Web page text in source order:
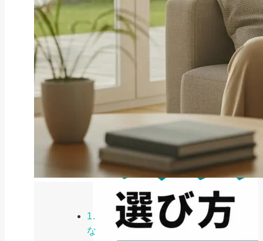
1.
な
ファクタリング
ペイトナーファクタリングの活用
法｜中小企業・個...